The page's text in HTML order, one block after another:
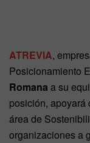
ATREVIA,
Posicionamiento
Romana a su
posición, apoyará
área de
organizaciones a